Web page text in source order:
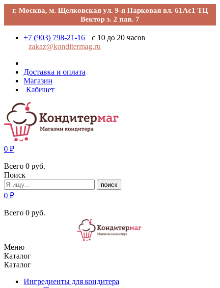
г. Москва, м. Щелковская ул. 9-я Парковая вл. 61Ас1 ТЦ
Вектор э. 2 пав. 7
+7 (903) 798-21-16
с 10 до 20 часов
zakaz@konditermag.ru
Доставка и оплата
Магазин
Кабинет
0 ₽
Всего 0 руб.
Поиск
поиск
0 ₽
Всего 0 руб.
Меню
Каталог
Каталог
Ингредиенты для кондитера